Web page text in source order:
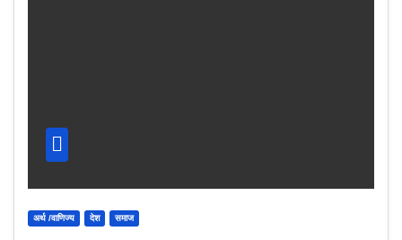
अर्थ /वाणिज्य देश समाज